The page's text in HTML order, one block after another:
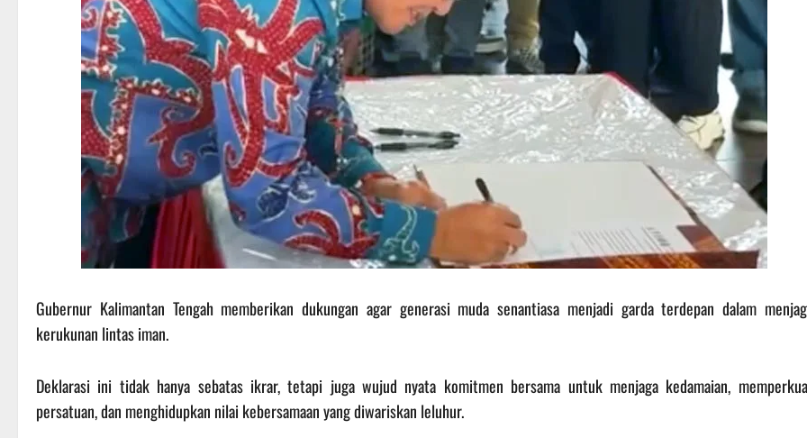
Gubernur Kalimantan Tengah memberikan dukungan agar generasi muda senantiasa menjadi garda terdepan dalam
kerukunan lintas iman.
Deklarasi ini tidak hanya sebatas ikrar, tetapi juga wujud nyata komitmen bersama untuk menjaga kedamaian,
persatuan, dan menghidupkan nilai kebersamaan yang diwariskan leluhur.